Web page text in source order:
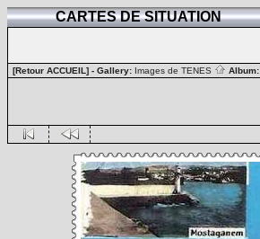
CARTES DE SITUATION
[Retour ACCUEIL] - Gallery: Images de TENES Album: